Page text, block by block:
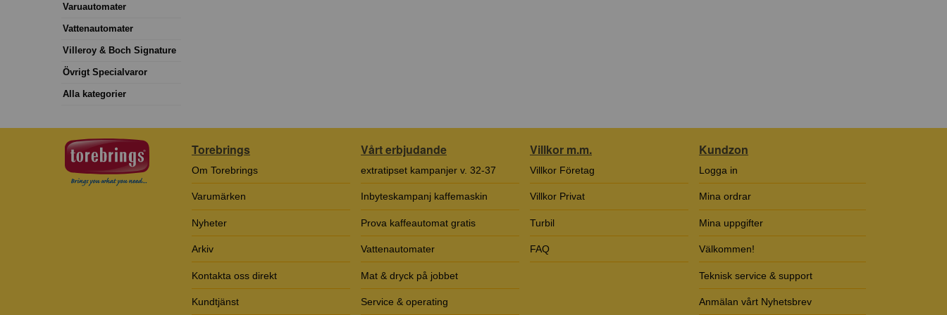
Varuautomater
Vattenautomater
Villeroy & Boch Signature
Övrigt Specialvaror
Alla kategorier
Torebrings
Om Torebrings
Varumärken
Nyheter
Arkiv
Kontakta oss direkt
Kundtjänst
Vårt erbjudande
extratipset kampanjer v. 32-37
Inbyteskampanj kaffemaskin
Prova kaffeautomat gratis
Vattenautomater
Mat & dryck på jobbet
Service & operating
Villkor m.m.
Villkor Företag
Villkor Privat
Turbil
FAQ
Kundzon
Logga in
Mina ordrar
Mina uppgifter
Välkommen!
Teknisk service & support
Anmälan vårt Nyhetsbrev